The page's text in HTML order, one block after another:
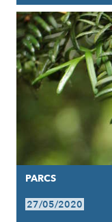
PARCS
27/05/2020